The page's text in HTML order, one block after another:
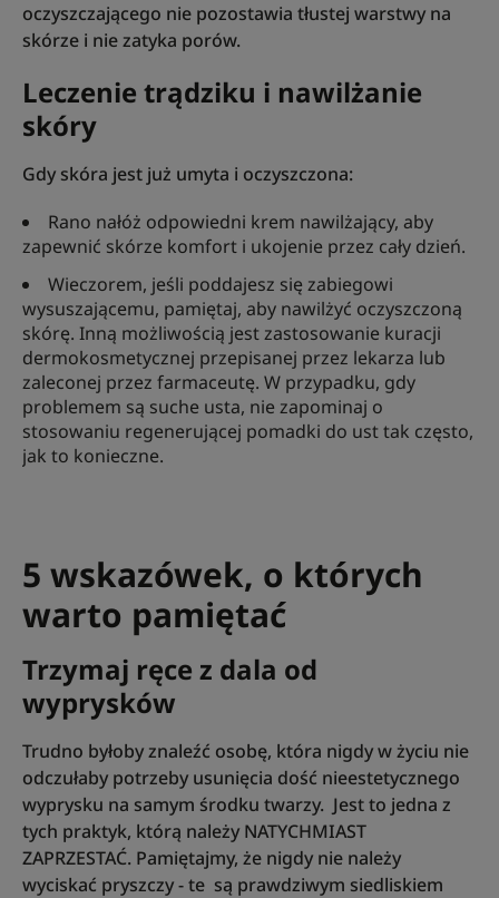
oczyszczającego nie pozostawia tłustej warstwy na
skórze i nie zatyka porów.
Leczenie trądziku i nawilżanie
skóry
Gdy skóra jest już umyta i oczyszczona:
Rano nałóż odpowiedni krem nawilżający, aby
zapewnić skórze komfort i ukojenie przez cały dzień.
Wieczorem, jeśli poddajesz się zabiegowi
wysuszającemu, pamiętaj, aby nawilżyć oczyszczoną
skórę. Inną możliwością jest zastosowanie kuracji
dermokosmetycznej przepisanej przez lekarza lub
zaleconej przez farmaceutę. W przypadku, gdy
problemem są suche usta, nie zapominaj o
stosowaniu regenerującej pomadki do ust tak często,
jak to konieczne.
5 wskazówek, o których
warto pamiętać
Trzymaj ręce z dala od
wyprysków
Trudno byłoby znaleźć osobę, która nigdy w życiu nie
odczułaby potrzeby usunięcia dość nieestetycznego
wyprysku na samym środku twarzy. Jest to jedna z
tych praktyk, którą należy NATYCHMIAST
ZAPRZESTAĆ. Pamiętajmy, że nigdy nie należy
wyciskać pryszczy - te są prawdziwym siedliskiem